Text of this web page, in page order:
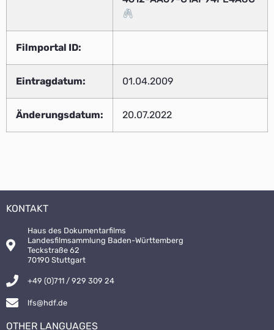
Filmportal ID:
Eintragdatum: 01.04.2009
Änderungsdatum: 20.07.2022
KONTAKT
Haus des Dokumentarfilms
Landesfilmsammlung Baden-Württemberg
Teckstraße 62
70190 Stuttgart
+49 (0)711 / 929 309 24
lfs@hdf.de
OTHER LANGUAGES